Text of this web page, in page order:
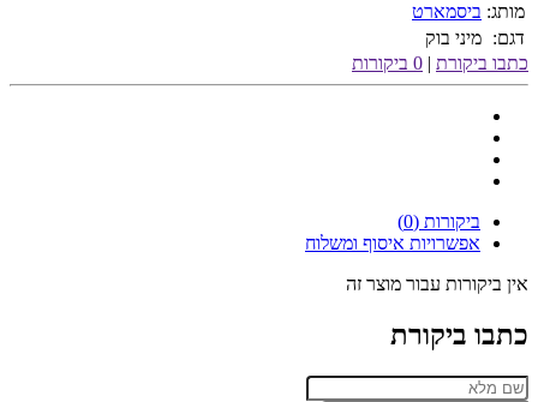
מותג: ביסמארט
דגם: מיני בוק
כתבו ביקורת | 0 ביקורות
ביקורות (0)
אפשרויות איסוף ומשלוח
אין ביקורות עבור מוצר זה
כתבו ביקורת